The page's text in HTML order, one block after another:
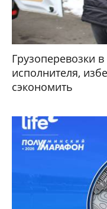
Грузоперевозки
исполнителя,
сэкономить